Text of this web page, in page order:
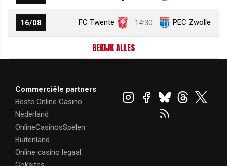
16/08 FC Twente 14:30 PEC Zwolle
BEKIJK ALLES
Commerciële partners
Beste Online Casino
Nederland
OnlineCasinosSpelen
Buitenland
Online casino legaal